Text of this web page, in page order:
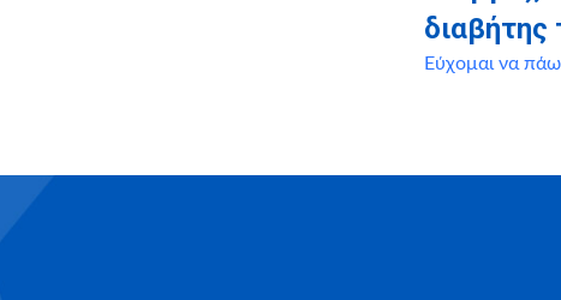
διαβήτης
Εύχομαι να πάω